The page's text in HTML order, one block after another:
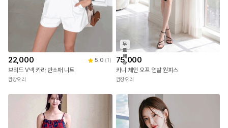
브리드 V넥 카라 반소매 니트
무
배
송
75,000
카니 체인 오프 언발 원피스
깜장오리